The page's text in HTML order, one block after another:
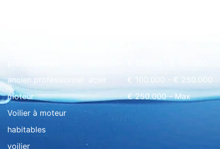
ancien professionnel
moteur
Voilier à moteur
habitables
voilier
acier
€ 100.000 - € 250.000
€ 250.000 - Max